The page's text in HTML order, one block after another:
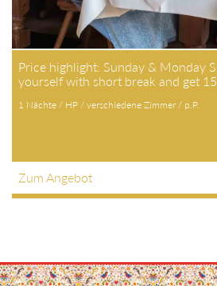
Price highlight: Sunday & Monday
yourself with short break and get
1 Nächte / HP / verschiedene Zimmer / p.P.
Zum Angebot